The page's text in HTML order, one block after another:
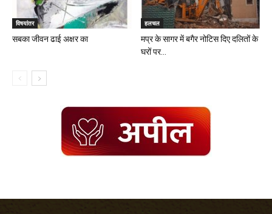
विषयांतर
सबका जीवन ढाई अक्षर का
हलचल
मप्र के सागर में बगैर नोटिस दिए दलितों के
घरों पर...